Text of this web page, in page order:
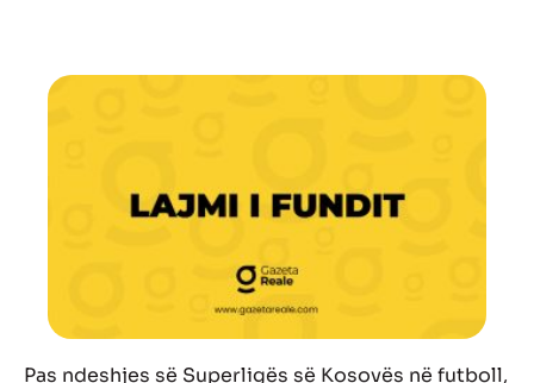
Pas ndeshjes së Superligës së Kosovës në futboll,